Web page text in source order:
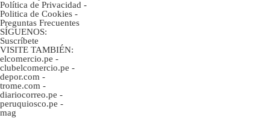
Política de Privacidad -
Politica de Cookies -
Preguntas Frecuentes
SÍGUENOS:
Suscríbete
VISITE TAMBIÉN:
elcomercio.pe -
clubelcomercio.pe -
depor.com -
trome.com -
diariocorreo.pe -
peruquiosco.pe -
mag